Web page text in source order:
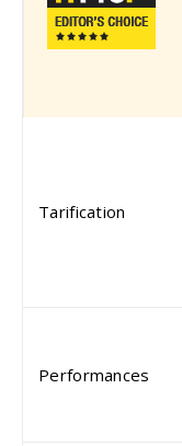
Tarification
Performances